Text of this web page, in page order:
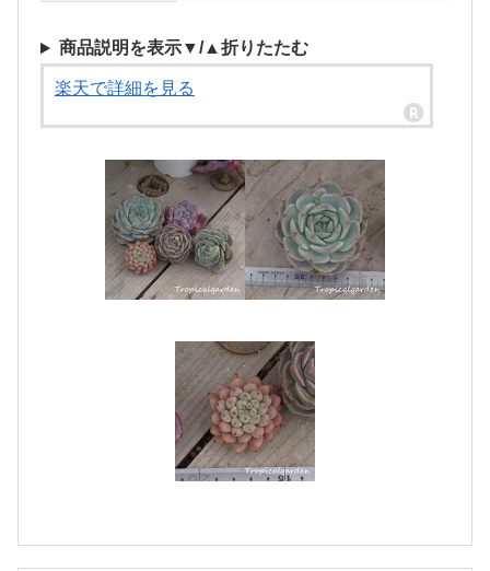
商品説明を表示▼/▲折りたたむ
楽天で詳細を見る